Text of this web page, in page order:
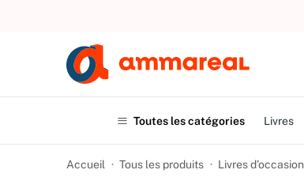
Toutes les catégories Livres
Accueil Tous les produits Livres d’occasion